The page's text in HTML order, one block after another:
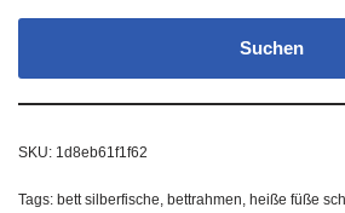
Suchen
SKU: 1d8eb61f1f62
Tags: bett silberfische, bettrahmen, heiße füße